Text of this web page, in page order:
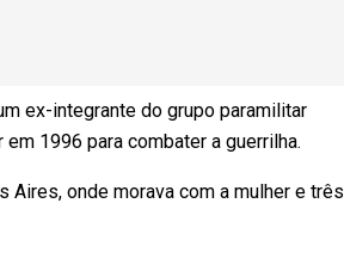
ex-integrante do grupo paramilitar
1996 para combater a guerrilha.
onde morava com a mulher e três